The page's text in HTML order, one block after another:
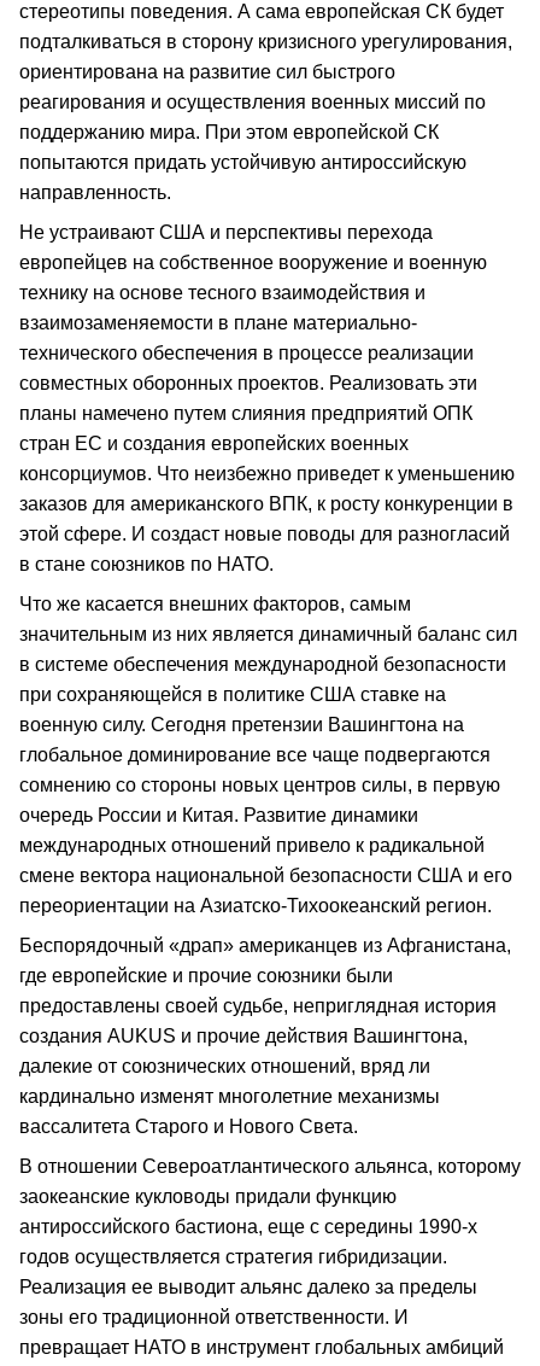
стереотипы поведения. А сама европейская СК будет
подталкиваться в сторону кризисного урегулирования,
ориентирована на развитие сил быстрого
реагирования и осуществления военных миссий по
поддержанию мира. При этом европейской СК
попытаются придать устойчивую антироссийскую
направленность.
Не устраивают США и перспективы перехода
европейцев на собственное вооружение и военную
технику на основе тесного взаимодействия и
взаимозаменяемости в плане материально-
технического обеспечения в процессе реализации
совместных оборонных проектов. Реализовать эти
планы намечено путем слияния предприятий ОПК
стран ЕС и создания европейских военных
консорциумов. Что неизбежно приведет к уменьшению
заказов для американского ВПК, к росту конкуренции в
этой сфере. И создаст новые поводы для разногласий
в стане союзников по НАТО.
Что же касается внешних факторов, самым
значительным из них является динамичный баланс сил
в системе обеспечения международной безопасности
при сохраняющейся в политике США ставке на
военную силу. Сегодня претензии Вашингтона на
глобальное доминирование все чаще подвергаются
сомнению со стороны новых центров силы, в первую
очередь России и Китая. Развитие динамики
международных отношений привело к радикальной
смене вектора национальной безопасности США и его
переориентации на Азиатско-Тихоокеанский регион.
Беспорядочный «драп» американцев из Афганистана,
где европейские и прочие союзники были
предоставлены своей судьбе, неприглядная история
создания AUKUS и прочие действия Вашингтона,
далекие от союзнических отношений, вряд ли
кардинально изменят многолетние механизмы
вассалитета Старого и Нового Света.
В отношении Североатлантического альянса, которому
заокеанские кукловоды придали функцию
антироссийского бастиона, еще с середины 1990-х
годов осуществляется стратегия гибридизации.
Реализация ее выводит альянс далеко за пределы
зоны его традиционной ответственности. И
превращает НАТО в инструмент глобальных амбиций